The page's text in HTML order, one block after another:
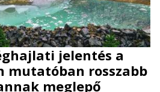
jelentés a
mutatóban rosszabb
meglepő